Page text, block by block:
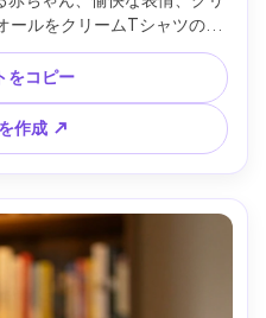
ルをクリームTシャツの上
ッチンキャビネットがぼやけ
35mm f/1.8、低アングル自
コーデュロイの質感、家族の
プな焦点 --ar 4:5
をコピー
作成 ↗